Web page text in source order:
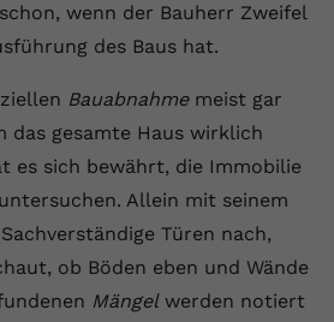
wenn der Bauherr Zweifel
des Baus hat.
Bauabnahmemeist gar
das gesamte Haus wirklich
es sich bewährt, die Immobilie
Allein mit seinem
Türen nach,
ob Böden eben und Wände
Mängelwerden notiert
eine eindeutige ID, um
darüber zu speichern, welche
von YouTube der Nutzer